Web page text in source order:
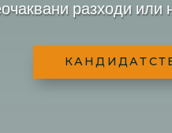
разходи